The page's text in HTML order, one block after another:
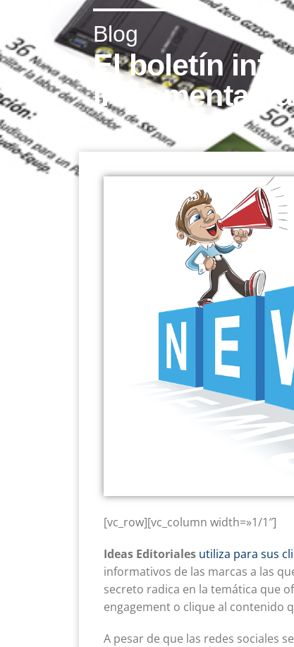
Blog
El boletín
incrementar
[vc_row][vc_column width=»1/1″]
Ideas Editoriales utiliza para sus
informativos de las marcas a las
secreto radica en la temática que
engagement o clique al contenido
A pesar de que las redes sociales